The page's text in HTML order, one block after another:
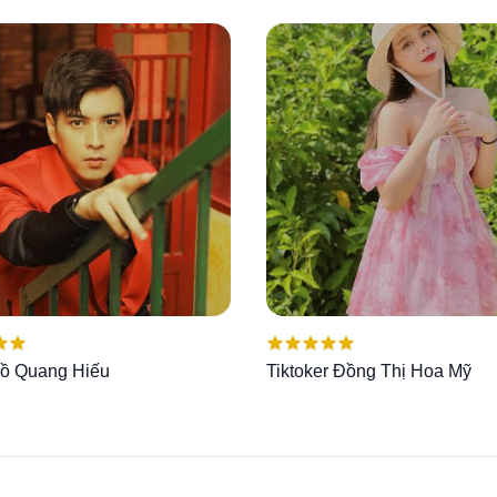
Quang Hiếu
5
Tiktoker Đồng Thị Hoa Mỹ
Được xếp